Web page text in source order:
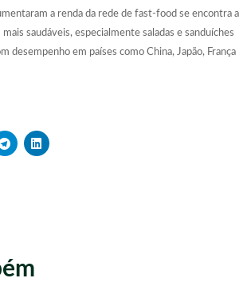
a renda da rede de fast-food se encontra a
saudáveis, especialmente saladas e sanduíches
desempenho em países como China, Japão, França